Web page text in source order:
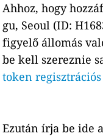
Ahhoz, hogy
gu, Seoul (ID:
figyelő állomás
be kell szereznie
token
Ezután írja be ide